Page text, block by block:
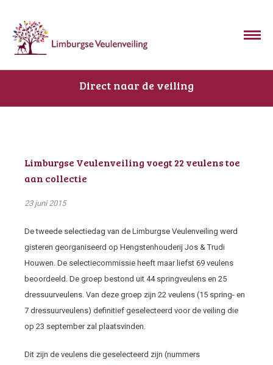
Direct naar de veiling
Limburgse Veulenveiling voegt 22 veulens toe
aan collectie
23 juni 2015
De tweede selectiedag van de Limburgse Veulenveiling werd
gisteren georganiseerd op Hengstenhouderij Jos & Trudi
Houwen. De selectiecommissie heeft maar liefst 69 veulens
beoordeeld. De groep bestond uit 44 springveulens en 25
dressuurveulens. Van deze groep zijn 22 veulens (15 spring- en
7 dressuurveulens) definitief geselecteerd voor de veiling die
op 23 september zal plaatsvinden.
Dit zijn de veulens die geselecteerd zijn (nummers